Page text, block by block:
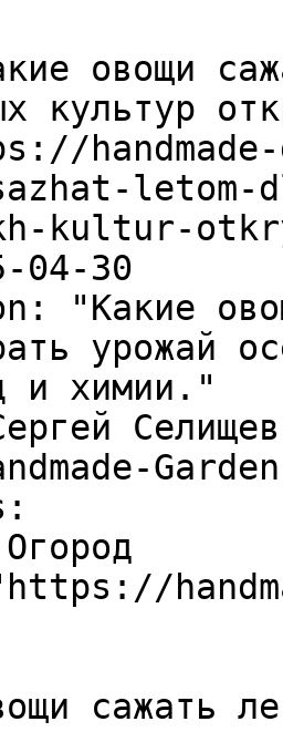
овощи
культур
letom-
kultur-
04-30
"Какие
урожай
и химии."
сажать